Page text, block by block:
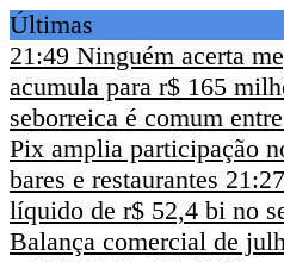
Últimas
21:49 Ninguém acerta
acumula para r$ 165
seborreica é comum
Pix amplia participação
bares e restaurantes 21:27
líquido de r$ 52,4 bi no
Balança comercial de